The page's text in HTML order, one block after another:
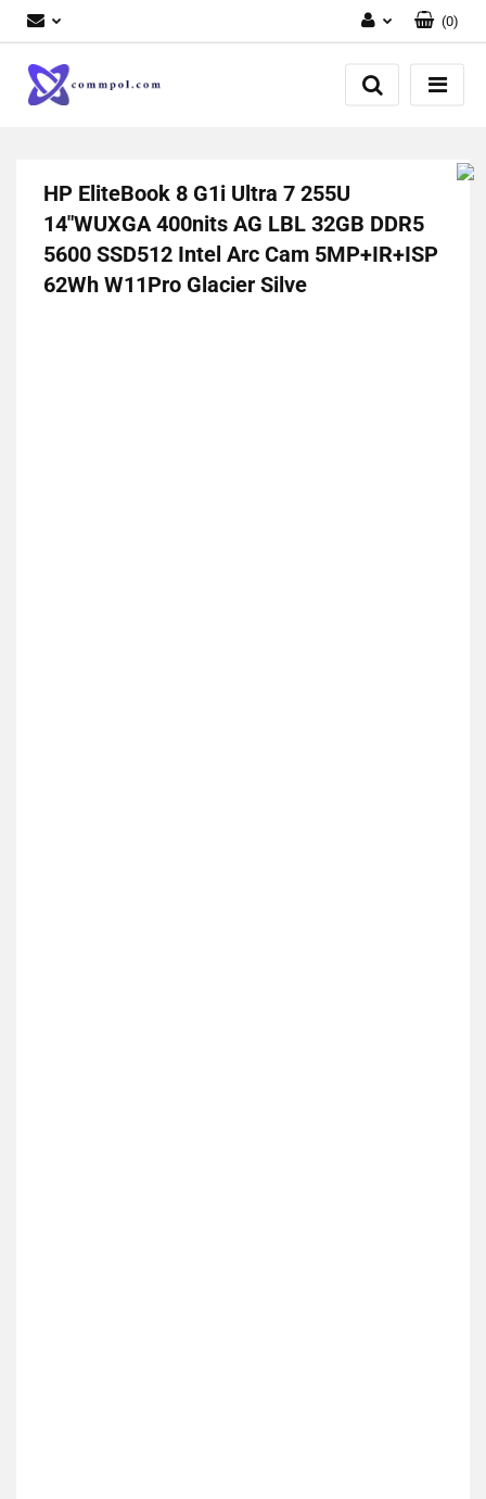
Zaloguj się
Zarejestruj się
(0)
HP EliteBook 8 G1i Ultra 7 255U
14"WUXGA 400nits AG LBL 32GB DDR5
5600 SSD512 Intel Arc Cam 5MP+IR+ISP
62Wh W11Pro Glacier Silve